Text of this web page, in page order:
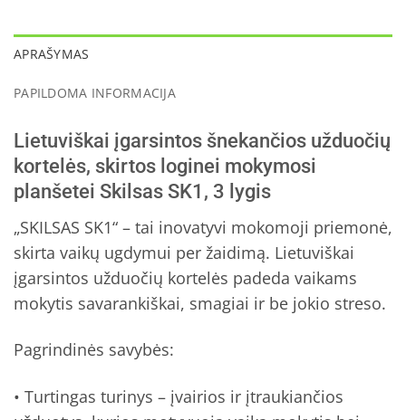
APRAŠYMAS
PAPILDOMA INFORMACIJA
Lietuviškai įgarsintos šnekančios užduočių
kortelės, skirtos loginei mokymosi
planšetei Skilsas SK1, 3 lygis
„SKILSAS SK1“ – tai inovatyvi mokomoji priemonė,
skirta vaikų ugdymui per žaidimą. Lietuviškai
įgarsintos užduočių kortelės padeda vaikams
mokytis savarankiškai, smagiai ir be jokio streso.
Pagrindinės savybės:
• Turtingas turinys – įvairios ir įtraukiančios